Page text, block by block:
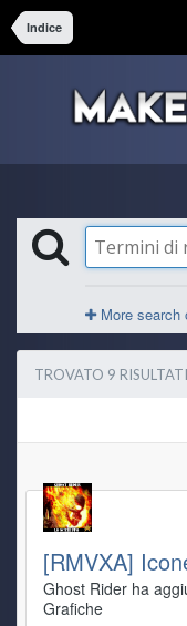
Indice
More search
TROVATO 9 RISULTATI
[RMVXA]
Ghost Rider ha
Grafiche